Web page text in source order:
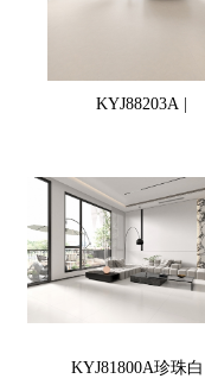
KYJ88203A |
KYJ81800A珍珠白 |